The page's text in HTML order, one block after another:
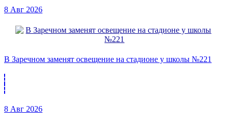
8 Авг 2026
В Заречном заменят освещение на стадионе у школы №221
8 Авг 2026